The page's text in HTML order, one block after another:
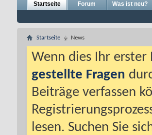
Startseite Forum Was ist neu?
Startseite News
Wenn dies Ihr erster
gestellte Fragen
Beiträge verfassen
lesen. Suchen Sie